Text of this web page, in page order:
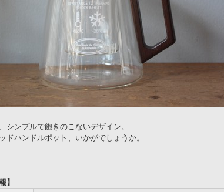
シンプルで飽きのこないデザイン。
ドハンドルポット、いかがでしょうか。
】